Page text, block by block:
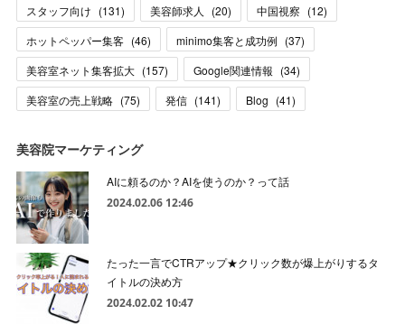
スタッフ向け (131) 美容師求人 (20) 中国視察 (12)
ホットペッパー集客 (46) minimo集客と成功例 (37)
美容室ネット集客拡大 (157) Google関連情報 (34)
美容室の売上戦略 (75) 発信 (141) Blog (41)
美容院マーケティング
AIに頼るのか？AIを使うのか？って話
2024.02.06 12:46
たった一言でCTRアップ★クリック数が爆上がりするタ
イトルの決め方
2024.02.02 10:47